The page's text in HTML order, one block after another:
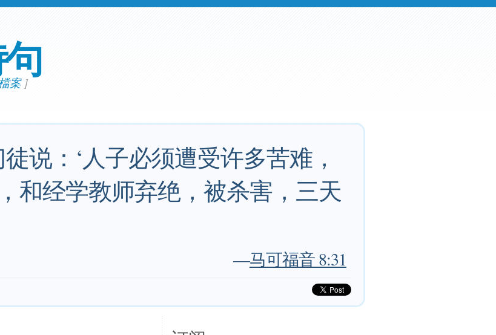
案]
说：‘人子必须遭受许多苦难，
和经学教师弃绝，被杀害，三天
—马可福音 8:31